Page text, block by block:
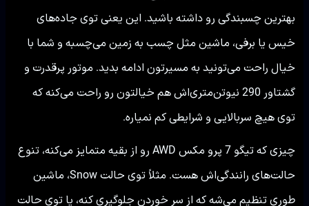
بهترین چسبندگی رو داشته باشید. این یعنی توی جاده‌های
خیس یا برفی، ماشین مثل چسب به زمین می‌چسبه و شما با
خیال راحت می‌تونید به مسیرتون ادامه بدید. موتور پرقدرت و
گشتاور 290 نیوتن‌متری‌اش هم خیالتون رو راحت می‌کنه که
توی هیچ سربالایی و شرایطی کم نمیاره.
چیزی که تیگو 7 پرو مکس AWD رو از بقیه متمایز می‌کنه، تنوع
حالت‌های رانندگی‌اش هست. مثلاً توی حالت Snow، ماشین
طوری تنظیم می‌شه که از سر خوردن جلوگیری کنه، یا توی حالت